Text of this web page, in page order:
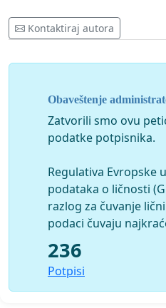
Kontaktiraj autora
Obaveštenje
Zatvorili smo ovu
podatke potpisnika.
Regulativa Evropske
podataka o ličnosti
razlog za čuvanje
podaci čuvaju
236
Potpisi